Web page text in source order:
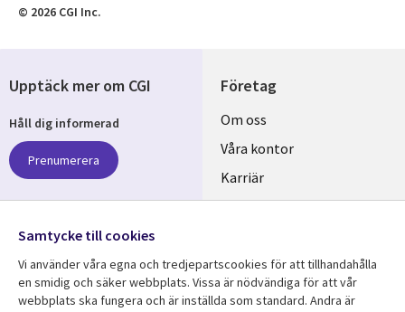
© 2026 CGI Inc.
Företag
Useful
links
SWEDEN
Om oss
Våra kontor
Karriär
Hållbarhet
Upptäck mer om CGI
Håll dig informerad
Prenumerera
Följ oss
Social
Media
Samtycke till cookies
Vi använder våra egna och tredjepartscookies för att tillhandahålla
en smidig och säker webbplats. Vissa är nödvändiga för att vår
webbplats ska fungera och är inställda som standard. Andra är